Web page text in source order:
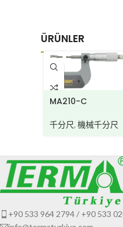
ÜRÜNLER
MA210-C
千分尺, 機械千分尺
+90 533 964 2794 / +90 533